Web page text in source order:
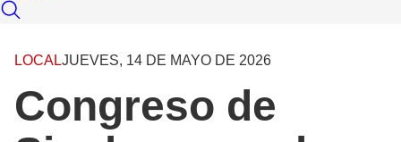
LOCALJUEVES, 14 DE MAYO DE 2026
Congreso de